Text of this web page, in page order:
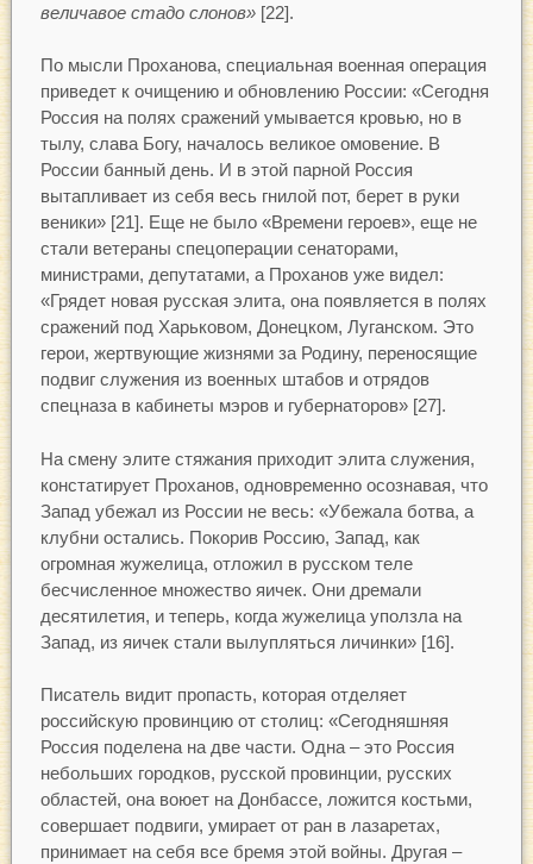
величавое стадо слонов» [22].
По мысли Проханова, специальная военная операция
приведет к очищению и обновлению России: «Сегодня
Россия на полях сражений умывается кровью, но в
тылу, слава Богу, началось великое омовение. В
России банный день. И в этой парной Россия
вытапливает из себя весь гнилой пот, берет в руки
веники» [21]. Еще не было «Времени героев», еще не
стали ветераны спецоперации сенаторами,
министрами, депутатами, а Проханов уже видел:
«Грядет новая русская элита, она появляется в полях
сражений под Харьковом, Донецком, Луганском. Это
герои, жертвующие жизнями за Родину, переносящие
подвиг служения из военных штабов и отрядов
спецназа в кабинеты мэров и губернаторов» [27].
На смену элите стяжания приходит элита служения,
констатирует Проханов, одновременно осознавая, что
Запад убежал из России не весь: «Убежала ботва, а
клубни остались. Покорив Россию, Запад, как
огромная жужелица, отложил в русском теле
бесчисленное множество яичек. Они дремали
десятилетия, и теперь, когда жужелица уползла на
Запад, из яичек стали вылупляться личинки» [16].
Писатель видит пропасть, которая отделяет
российскую провинцию от столиц: «Сегодняшняя
Россия поделена на две части. Одна – это Россия
небольших городков, русской провинции, русских
областей, она воюет на Донбассе, ложится костьми,
совершает подвиги, умирает от ран в лазаретах,
принимает на себя все бремя этой войны. Другая –